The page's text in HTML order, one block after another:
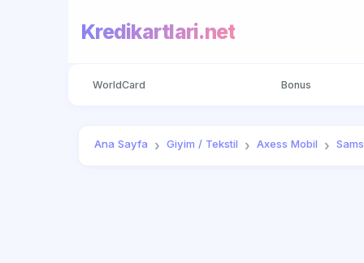
Kredikartlari.net
WorldCard Bonus
Ana Sayfa Giyim / Tekstil Axess Mobil